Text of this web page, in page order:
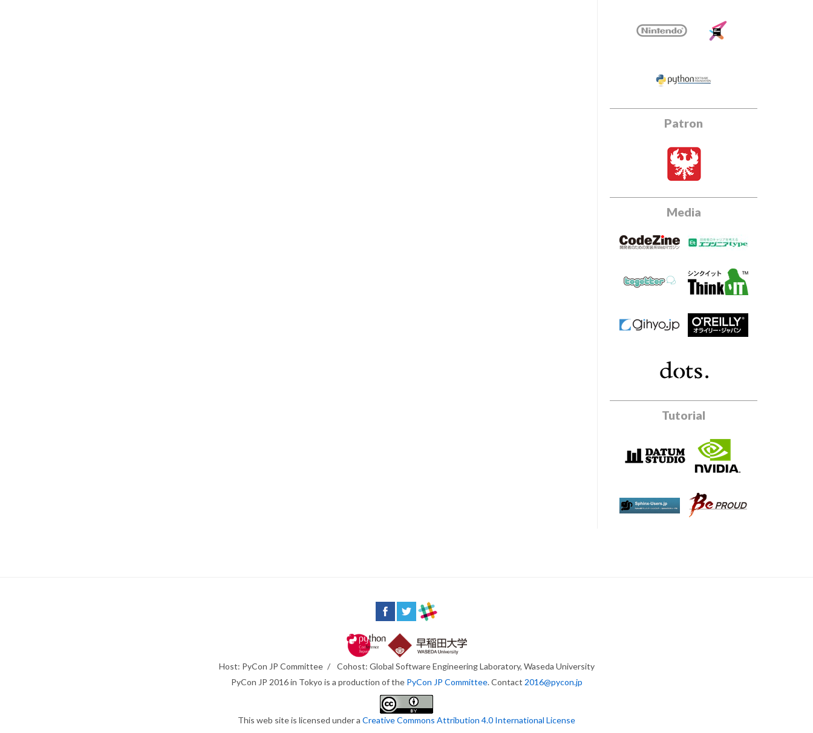
Patron
Media
Tutorial
Host: PyCon JP Committee /
Cohost: Global Software Engineering Laboratory, Waseda University
PyCon JP 2016 in Tokyo is a production of the PyCon JP Committee. Contact 2016@pycon.jp
This web site is licensed under a Creative Commons Attribution 4.0 International License